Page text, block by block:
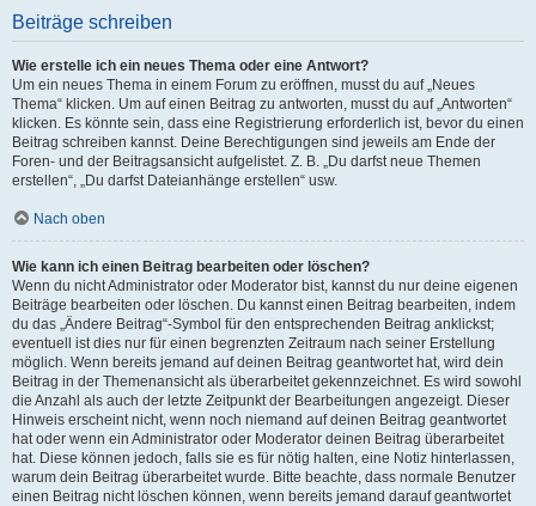
Beiträge schreiben
Wie erstelle ich ein neues Thema oder eine Antwort?
Um ein neues Thema in einem Forum zu eröffnen, musst du auf „Neues
Thema“ klicken. Um auf einen Beitrag zu antworten, musst du auf „Antworten“
klicken. Es könnte sein, dass eine Registrierung erforderlich ist, bevor du einen
Beitrag schreiben kannst. Deine Berechtigungen sind jeweils am Ende der
Foren- und der Beitragsansicht aufgelistet. Z. B. „Du darfst neue Themen
erstellen“, „Du darfst Dateianhänge erstellen“ usw.
Nach oben
Wie kann ich einen Beitrag bearbeiten oder löschen?
Wenn du nicht Administrator oder Moderator bist, kannst du nur deine eigenen
Beiträge bearbeiten oder löschen. Du kannst einen Beitrag bearbeiten, indem
du das „Ändere Beitrag“-Symbol für den entsprechenden Beitrag anklickst;
eventuell ist dies nur für einen begrenzten Zeitraum nach seiner Erstellung
möglich. Wenn bereits jemand auf deinen Beitrag geantwortet hat, wird dein
Beitrag in der Themenansicht als überarbeitet gekennzeichnet. Es wird sowohl
die Anzahl als auch der letzte Zeitpunkt der Bearbeitungen angezeigt. Dieser
Hinweis erscheint nicht, wenn noch niemand auf deinen Beitrag geantwortet
hat oder wenn ein Administrator oder Moderator deinen Beitrag überarbeitet
hat. Diese können jedoch, falls sie es für nötig halten, eine Notiz hinterlassen,
warum dein Beitrag überarbeitet wurde. Bitte beachte, dass normale Benutzer
einen Beitrag nicht löschen können, wenn bereits jemand darauf geantwortet